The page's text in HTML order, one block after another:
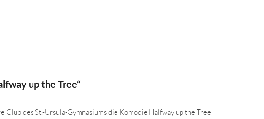
up the Tree“
des St.-Ursula-Gymnasiums die Komödie Halfway up the Tree